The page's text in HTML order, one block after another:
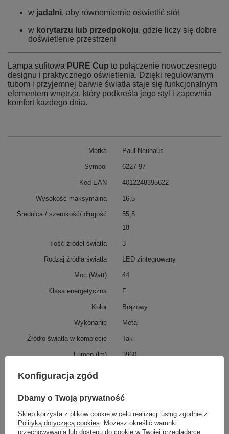
w jadalni, aby równomiernie oświetlić stół
w korytarzu lub przedpokoju, gdzie liczy się dobre
doświetlenie przestrzeni
Lampa sufitowa PURE Cup to połączenie nowoczesnego
designu i praktycznego oświetlenia. Dzięki regulowanym
tubom i przyjemnej barwie światła staje się funkcjonalnym
elementem wnętrza, który podkreśla jego styl i zapewnia
komfort każdego dnia.
Marka Paul Neuhaus
Symbol 6227-97
Kod EAN 4012248395622
Wysokość maksymalna 16,5
Średnica / szerokość/ długość
55,5
18
Ilość źródeł światła 3
Rodzaj źródła światła LED zintegrowany
Moc (Watt) 44
Klasa energetyczna F
Kolor Brązowy
Wykonanie Metal
Źródło światła w komplecie Tak
Lumen (lm) 3960
Barwa światła (K)
Sterowanie pilotem NIE
Ściemnianie TAK
Konfiguracja zgód
Dbamy o Twoją prywatność
Sklep korzysta z plików cookie w celu realizacji usług zgodnie z
Polityką dotyczącą cookies. Możesz określić warunki
przechowywania lub dostępu do cookie w Twojej przeglądarce.